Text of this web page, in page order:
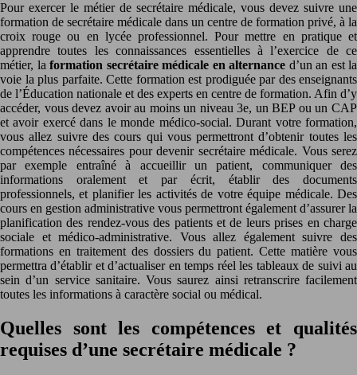
Pour exercer le métier de secrétaire médicale, vous devez suivre une
formation de secrétaire médicale dans un centre de formation privé, à la
croix rouge ou en lycée professionnel. Pour mettre en pratique et
apprendre toutes les connaissances essentielles à l’exercice de ce
métier, la formation secrétaire médicale en alternance d’un an est la
voie la plus parfaite. Cette formation est prodiguée par des enseignants
de l’Éducation nationale et des experts en centre de formation. Afin d’y
accéder, vous devez avoir au moins un niveau 3e, un BEP ou un CAP
et avoir exercé dans le monde médico-social. Durant votre formation,
vous allez suivre des cours qui vous permettront d’obtenir toutes les
compétences nécessaires pour devenir secrétaire médicale. Vous serez
par exemple entraîné à accueillir un patient, communiquer des
informations oralement et par écrit, établir des documents
professionnels, et planifier les activités de votre équipe médicale. Des
cours en gestion administrative vous permettront également d’assurer la
planification des rendez-vous des patients et de leurs prises en charge
sociale et médico-administrative. Vous allez également suivre des
formations en traitement des dossiers du patient. Cette matière vous
permettra d’établir et d’actualiser en temps réel les tableaux de suivi au
sein d’un service sanitaire. Vous saurez ainsi retranscrire facilement
toutes les informations à caractère social ou médical.
Quelles sont les compétences et qualités
requises d’une secrétaire médicale ?